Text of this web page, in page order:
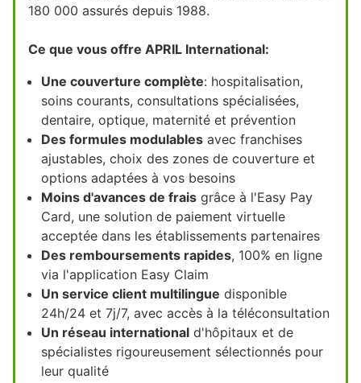
180 000 assurés depuis 1988.
Ce que vous offre APRIL International:
Une couverture complète: hospitalisation,
soins courants, consultations spécialisées,
dentaire, optique, maternité et prévention
Des formules modulables avec franchises
ajustables, choix des zones de couverture et
options adaptées à vos besoins
Moins d'avances de frais grâce à l'Easy Pay
Card, une solution de paiement virtuelle
acceptée dans les établissements partenaires
Des remboursements rapides, 100% en ligne
via l'application Easy Claim
Un service client multilingue disponible
24h/24 et 7j/7, avec accès à la téléconsultation
Un réseau international d'hôpitaux et de
spécialistes rigoureusement sélectionnés pour
leur qualité